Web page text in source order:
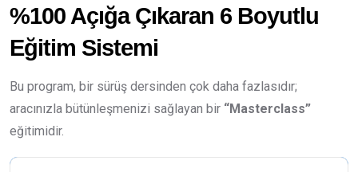
%100 Açığa Çıkaran 6 Boyutlu
Eğitim Sistemi
Bu program, bir sürüş dersinden çok daha fazlasıdır;
aracınızla bütünleşmenizi sağlayan bir “Masterclass”
eğitimidir.